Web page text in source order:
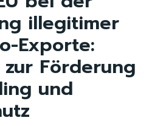
illegitimer
Exporte:
Förderung
und